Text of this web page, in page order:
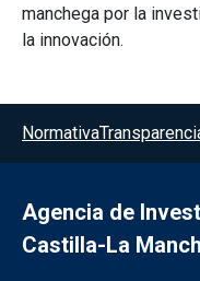
manchega por la
la innovación.
Menú del pie
Normativa
Agencia de
Castilla-La